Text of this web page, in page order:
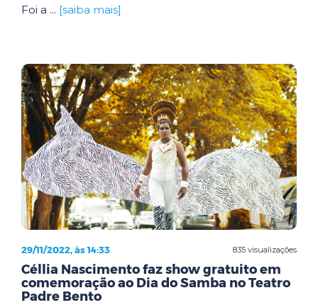
Foi a ... [saiba mais]
835 visualizações
29/11/2022, às 14:33
Céllia Nascimento faz show gratuito em
comemoração ao Dia do Samba no Teatro
Padre Bento